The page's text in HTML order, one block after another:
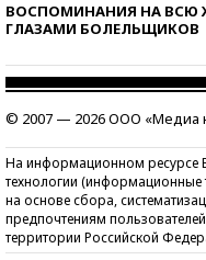
ВОСПОМИНАНИЯ НА ВСЮ
ГЛАЗАМИ БОЛЕЛЬЩИКОВ
© 2007 — 2026 ООО «Медиа
На информационном ресурсе
технологии (информационные
на основе сбора,
предпочтениям
территории Российской